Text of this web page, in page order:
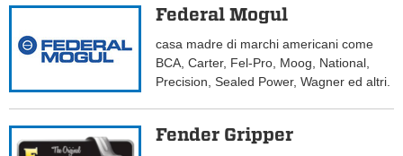
Federal Mogul
casa madre di marchi americani come
BCA, Carter, Fel-Pro, Moog, National,
Precision, Sealed Power, Wagner ed altri.
Fender Gripper